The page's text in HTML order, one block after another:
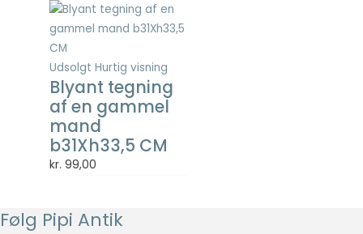
pris
var:
pris
er:
Udsolgt Hurtig visning
Blyant tegning
af en gammel
mand
b31Xh33,5 CM
kr. 99,00
Følg Pipi Antik
hjemmesider
ved at
rapportere
oplysninger
anonymt.
Oplevelse
skal fungere
så godt som